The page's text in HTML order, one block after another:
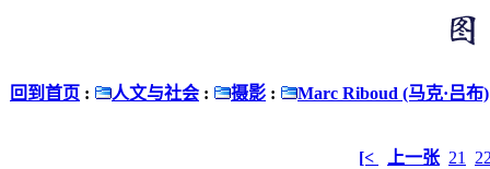
回到首页 : 人文与社会 : 摄影 : Marc Riboud (马克·吕布)
[< 上一张 21